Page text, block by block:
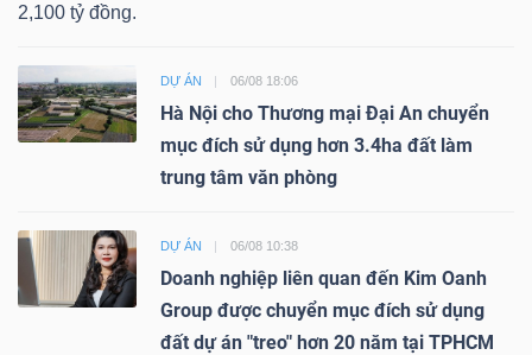
2,100 tỷ đồng.
DỰ ÁN 06/08 18:06
Hà Nội cho Thương mại Đại An chuyển
mục đích sử dụng hơn 3.4ha đất làm
trung tâm văn phòng
DỰ ÁN 06/08 10:38
Doanh nghiệp liên quan đến Kim Oanh
Group được chuyển mục đích sử dụng
đất dự án "treo" hơn 20 năm tại TPHCM